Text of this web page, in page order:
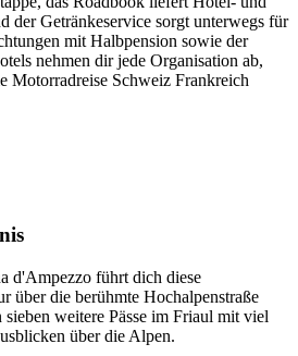
der Getränkeservice sorgt unterwegs für
mit Halbpension sowie der
nehmen dir jede Organisation ab,
Motorradreise Schweiz Frankreich
d'Ampezzo führt dich diese
über die berühmte Hochalpenstraße
weitere Pässe im Friaul mit viel
über die Alpen.